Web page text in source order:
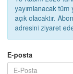
yayımlanacak
açık
adresini ziyaret
E-posta